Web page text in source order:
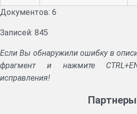
Документов: 6
Записей: 845
Если Вы обнаружили ошибку в
фрагмент и нажмите
исправления!
Партнеры